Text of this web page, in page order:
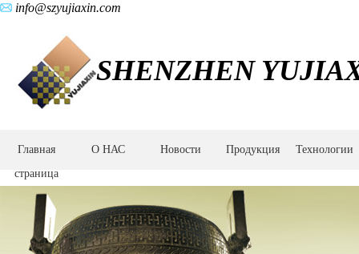
info@szyujiaxin.com
SHENZHEN
Главная
страница
О НАС Новости Продукция Технологии
Производственное
оборудование
Высокоточный